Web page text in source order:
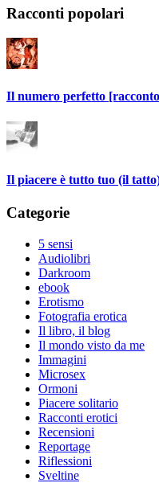
Racconti popolari
Il numero perfetto
Il piacere è tutto tuo (il
Categorie
5 sensi
Audiolibri
Darkroom
ebook
Erotismo
Fotografia erotica
Il libro, il blog
Il mondo visto da me
Immagini
Microsex
Ormoni
Piacere solitario
Racconti erotici
Recensioni
Reportage
Riflessioni
Sveltine